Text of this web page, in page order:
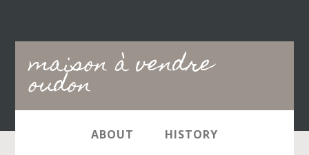
maison à vendre
oudon
Main
navigation
ABOUT HISTORY